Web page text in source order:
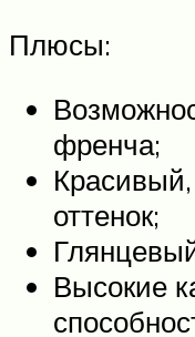
Плюсы:
френча;
оттенок;
Высокие